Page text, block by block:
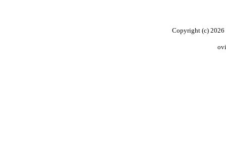
Copyright (c) 2026